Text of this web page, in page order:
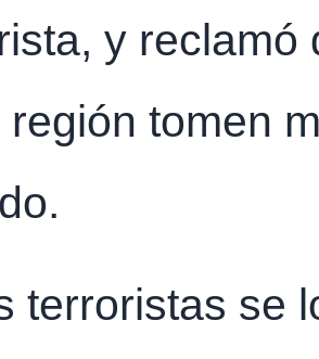
y reclamó
región tomen
terroristas se